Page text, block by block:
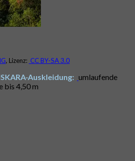
, Lizenz: CC BY-SA 3.0
Auskleidung: umlaufende
bis 4,50 m